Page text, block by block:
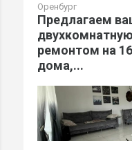
Оренбург
Предлагаем
ремонтом на
дома,...